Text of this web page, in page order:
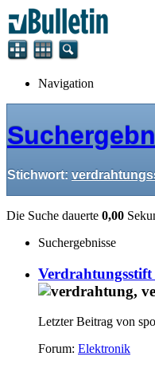
Navigation
Stichwort:
Die Suche dauerte 0,00
Suchergebnisse
Letzter Beitrag von
Forum: Elektronik